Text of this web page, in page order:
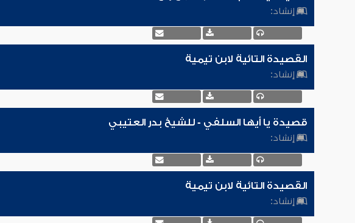
إنشاد:
القصيدة التائية لابن تيمية
إنشاد:
قصيدة يا أيها السلفي - للشيخ بدر العتيبي
إنشاد:
القصيدة التائية لابن تيمية
إنشاد: